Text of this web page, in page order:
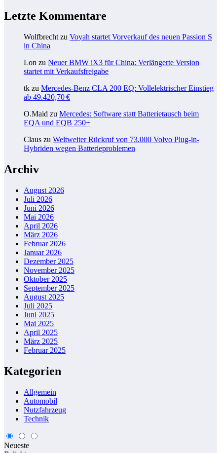
Letzte Kommentare
Wolfbrecht zu Voyah startet Vorverkauf des neuen Passion S
in China
Lon zu Neuer BMW iX3 für China: Verlängerte Version
startet mit Verkaufsfreigabe
tk zu Mercedes-Benz CLA 200 EQ: Vollelektrischer Einstieg
ab 49.420,70 €
O.Maid zu Mercedes: Software statt Batterietausch beim
EQA und EQB 250+
Claus zu Weltweiter Rückruf von 73.000 Volvo Plug-in-
Hybriden wegen Batterieproblemen
Archiv
August 2026
Juli 2026
Juni 2026
Mai 2026
April 2026
März 2026
Februar 2026
Januar 2026
Dezember 2025
November 2025
Oktober 2025
September 2025
August 2025
Juli 2025
Juni 2025
Mai 2025
April 2025
März 2025
Februar 2025
Kategorien
Allgemein
Automobil
Nutzfahrzeug
Technik
Neueste